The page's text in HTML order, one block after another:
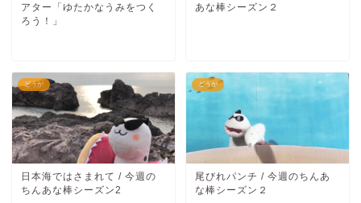
アター「ゆたかなうみをつく
ろう！」
あな棒シーズン２
どうが
日本海ではさまれて / 今週の
ちんあな棒シーズン2
どうが
尾びれパンチ / 今週のちんあ
な棒シーズン２